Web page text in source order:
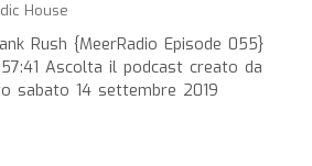
House
Rush {MeerRadio Episode 055}
Ascolta il podcast creato da
sabato 14 settembre 2019